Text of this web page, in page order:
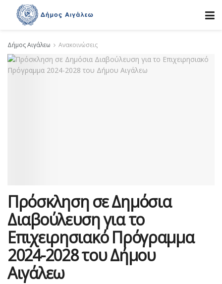
Δήμος Αιγάλεω Ανακοινώσεις
Πρόσκληση σε Δημόσια
Διαβούλευση για το
Επιχειρησιακό Πρόγραμμα
2024-2028 του Δήμου
Αιγάλεω